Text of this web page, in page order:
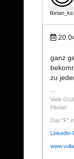
ganz
zu
Viele
Florian
Das "F"
LinkedIn-